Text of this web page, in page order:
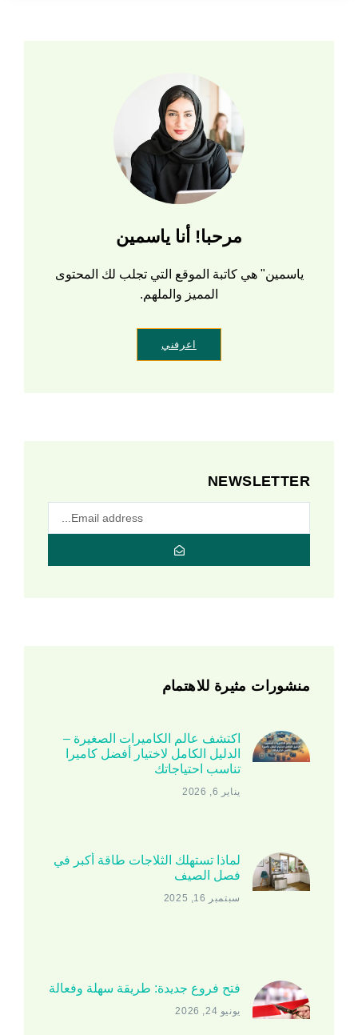
مرحبا! أنا ياسمين
ياسمين" هي كاتبة الموقع التي تجلب لك المحتوى
المميز والملهم.
اعرفني
NEWSLETTER
منشورات مثيرة للاهتمام
اكتشف عالم الكاميرات الصغيرة –
الدليل الكامل لاختيار أفضل كاميرا
تناسب احتياجاتك
يناير 6, 2026
لماذا تستهلك الثلاجات طاقة أكبر في
فصل الصيف
سبتمبر 16, 2025
فتح فروع جديدة: طريقة سهلة وفعالة
يونيو 24, 2026